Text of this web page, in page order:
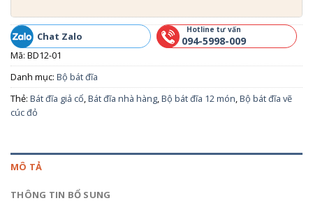
Chat Zalo
Hotline tư vấn
094-5998-009
Mã: BD12-01
Danh mục: Bộ bát đĩa
Thẻ: Bát đĩa giả cổ,Bát đĩa nhà hàng,Bộ bát đĩa 12 món,Bộ bát đĩa vẽ
cúc đỏ
MÔ TẢ
THÔNG TIN BỔ SUNG